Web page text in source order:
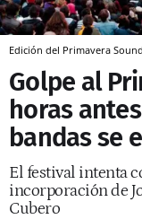
Edición del Primavera
Golpe al
horas
bandas se
El festival intenta
incorporación de
Cubero